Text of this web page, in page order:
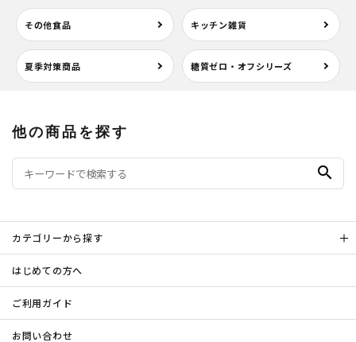
その他食品 キッチン雑貨
夏季対策商品 糖質ゼロ・オフシリーズ
他の商品を探す
search
カテゴリーから探す
はじめての方へ
ご利用ガイド
お問い合わせ